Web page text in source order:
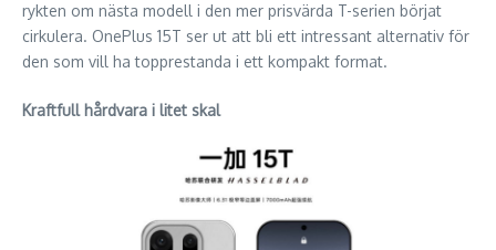
rykten om nästa modell i den mer prisvärda T-serien börjat
cirkulera. OnePlus 15T ser ut att bli ett intressant alternativ för
den som vill ha topprestanda i ett kompakt format.
Kraftfull hårdvara i litet skal